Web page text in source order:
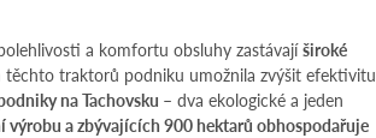
a komfortu obsluhy zastávajíširoké
traktorů podniku umožnila zvýšit efektivitu
na Tachovsku – dva ekologické a jeden
výrobu a zbývajících 900 hektarů obhospodařuje